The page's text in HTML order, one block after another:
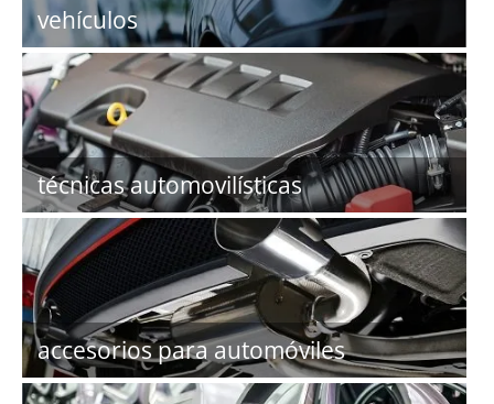
vehículos
técnicas automovilísticas
accesorios para automóviles